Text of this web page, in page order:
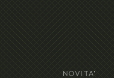
NOVITA'